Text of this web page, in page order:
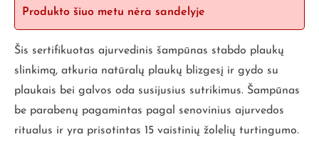
Produkto šiuo metu nėra sandelyje
Šis sertifikuotas ajurvedinis šampūnas stabdo plaukų
slinkimą, atkuria natūralų plaukų blizgesį ir gydo su
plaukais bei galvos oda susijusius sutrikimus. Šampūnas
be parabenų pagamintas pagal senovinius ajurvedos
ritualus ir yra prisotintas 15 vaistinių žolelių turtingumo.